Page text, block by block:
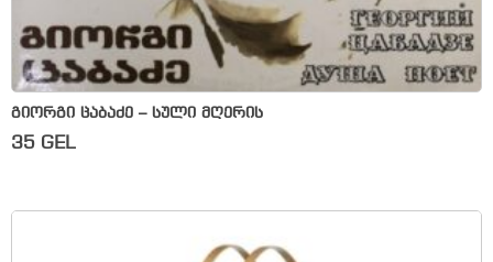
გიორგი ცაბაძე – სული მღერის
35 GEL